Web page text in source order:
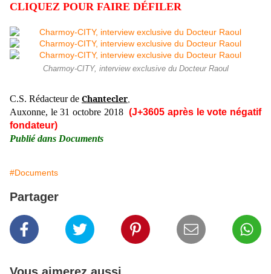
CLIQUEZ POUR FAIRE DÉFILER
Charmoy-CITY, interview exclusive du Docteur Raoul
C.S. Rédacteur de Chantecler
Auxonne, le 31 octobre 2018 (J+3605 après le vote négatif
fondateur)
Publié dans Documents
#Documents
Partager